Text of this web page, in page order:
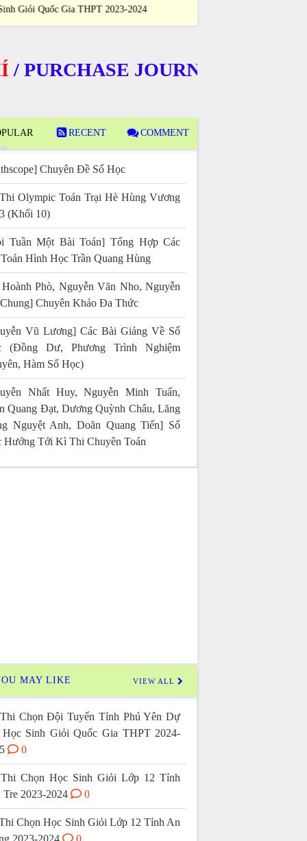
Học Sinh Giỏi Quốc Gia THPT 2023-2024
JOURNALS
RECENT COMMENT
Chuyên Đề Số Học
Olympic Toán Trại Hè Hùng Vương
(Khối 10)
Tuần Một Bài Toán] Tổng Hợp Các
Hình Học Trần Quang Hùng
Phò, Nguyễn Văn Nho, Nguyễn
Chuyên Khảo Đa Thức
Vũ Lương] Các Bài Giảng Về Số
(Đồng Dư, Phương Trình Nghiệm
Hàm Số Học)
Nhất Huy, Nguyễn Minh Tuấn,
Quang Đạt, Dương Quỳnh Châu, Lăng
Nguyệt Anh, Doãn Quang Tiến] Số
Hướng Tới Kì Thi Chuyên Toán
MAY LIKE VIEW ALL
Chọn Đội Tuyển Tỉnh Phú Yên Dự
Sinh Giỏi Quốc Gia THPT 2024-
0
Chọn Học Sinh Giỏi Lớp 12 Tỉnh
Tre 2023-2024
0
Chọn Học Sinh Giỏi Lớp 12 Tỉnh An